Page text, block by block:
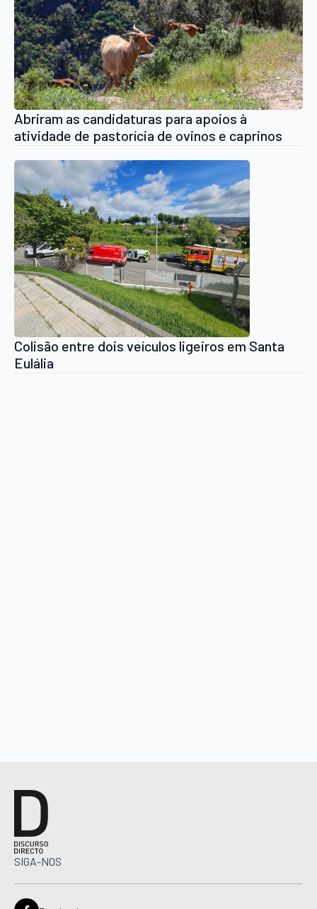
Abriram as candidaturas para apoios à
atividade de pastorícia de ovinos e caprinos
Colisão entre dois veículos ligeiros em Santa
Eulália
SIGA-NOS